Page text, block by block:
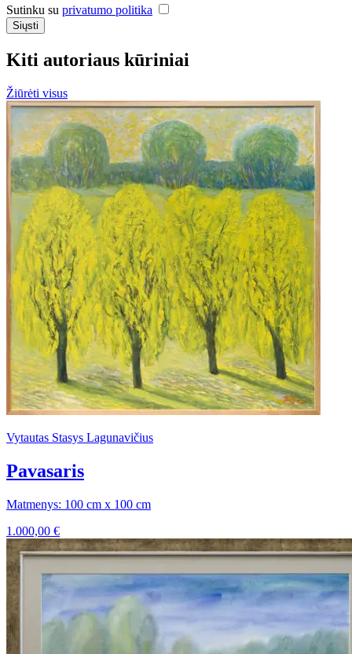
Sutinku su privatumo politika
Siųsti
Kiti autoriaus kūriniai
Žiūrėti visus
Vytautas Stasys Lagunavičius
Pavasaris
Matmenys: 100 cm x 100 cm
1.000,00 €